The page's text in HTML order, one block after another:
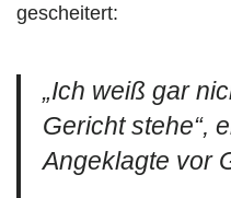
gescheitert:
„Ich weiß gar
Gericht stehe“,
Angeklagte vor